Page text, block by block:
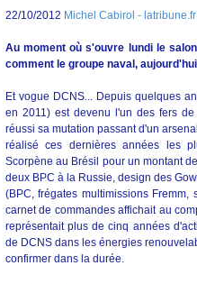
22/10/2012 Michel Cabirol - latribune.fr
Au moment où s'ouvre lundi le
comment le groupe naval,
Et vogue DCNS... Depuis quelques
en 2011) est devenu l'un des fers
réussi sa mutation passant d'un
réalisé ces dernières années les
Scorpène au Brésil pour un montant
deux BPC à la Russie, design des
(BPC, frégates multimissions Fremm,
carnet de commandes affichait au
représentait plus de cinq années
de DCNS dans les énergies
confirmer dans la durée.